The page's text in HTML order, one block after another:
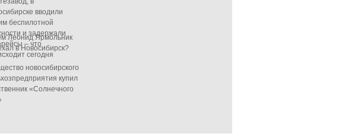
вводили
беспилотной
и задержали
– что
сегодня
Леонид Ярмольник
в Новосибирск?
новосибирского
купил
«Солнечного